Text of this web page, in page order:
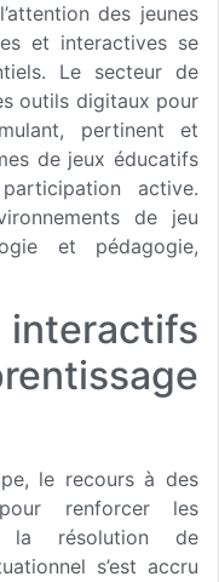
des jeunes
et interactives se
Le secteur de
outils digitaux pour
pertinent et
de jeux éducatifs
active.
de jeu
et pédagogie,
interactifs
le recours à des
renforcer les
la résolution de
s’est accru